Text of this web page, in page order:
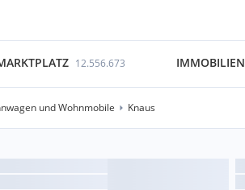
12.556.673 IMMOBILIEN
und Wohnmobile Knaus